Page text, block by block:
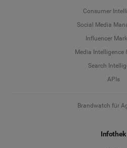
Consumer
Social Media
Influencer
Media Intelligence
Search
APIs
Brandwatch für
Infothek